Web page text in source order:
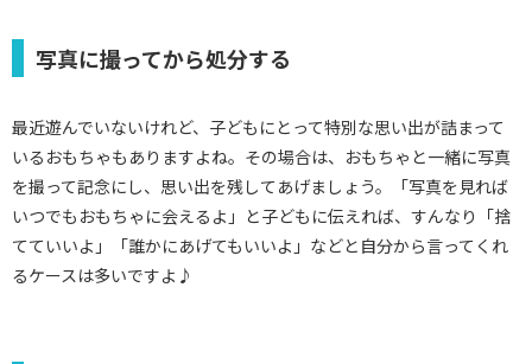
写真に撮ってから処分する
最近遊んでいないけれど、子どもにとって特別な思い出が詰まって
いるおもちゃもありますよね。その場合は、おもちゃと一緒に写真
を撮って記念にし、思い出を残してあげましょう。「写真を見れば
いつでもおもちゃに会えるよ」と子どもに伝えれば、すんなり「捨
てていいよ」「誰かにあげてもいいよ」などと自分から言ってくれ
るケースは多いですよ♪